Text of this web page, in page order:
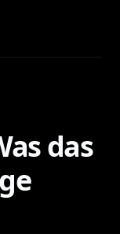
das